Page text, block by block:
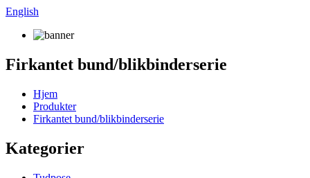
English
Firkantet bund/blikbinderserie
Hjem
Produkter
Firkantet bund/blikbinderserie
Kategorier